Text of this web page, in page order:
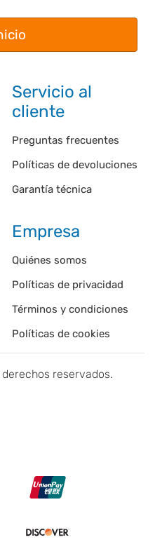
Servicio al
cliente
Preguntas frecuentes
Políticas de devoluciones
Garantía técnica
Empresa
Quiénes somos
Políticas de privacidad
Términos y condiciones
Políticas de cookies
reservados.